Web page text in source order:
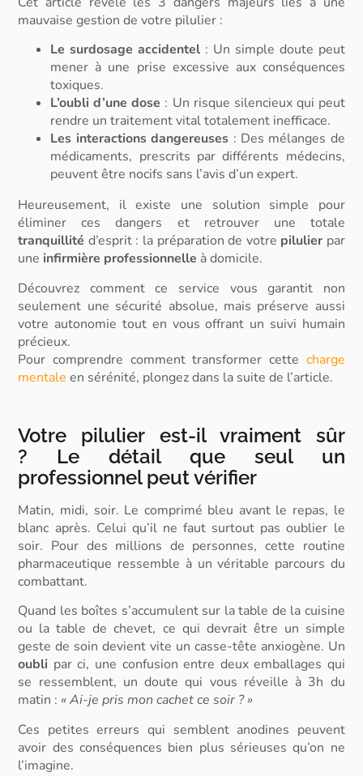
mauvaise gestion de votre pilulier :
Le surdosage accidentel : Un simple doute peut
mener à une prise excessive aux conséquences
toxiques.
L’oubli d’une dose : Un risque silencieux qui peut
rendre un traitement vital totalement inefficace.
Les interactions dangereuses : Des mélanges de
médicaments, prescrits par différents médecins,
peuvent être nocifs sans l’avis d’un expert.
Heureusement, il existe une solution simple pour
éliminer ces dangers et retrouver une totale
tranquillité d’esprit : la préparation de votre pilulier par
une infirmière professionnelle à domicile.
Découvrez comment ce service vous garantit non
seulement une sécurité absolue, mais préserve aussi
votre autonomie tout en vous offrant un suivi humain
précieux.
Pour comprendre comment transformer cette charge
mentale en sérénité, plongez dans la suite de l’article.
Votre pilulier est-il vraiment sûr
?
Le détail que seul un
professionnel peut vérifier
Matin, midi, soir. Le comprimé bleu avant le repas, le
blanc après. Celui qu’il ne faut surtout pas oublier le
soir. Pour des millions de personnes, cette routine
pharmaceutique ressemble à un véritable parcours du
combattant.
Quand les boîtes s’accumulent sur la table de la cuisine
ou la table de chevet, ce qui devrait être un simple
geste de soin devient vite un casse-tête anxiogène. Un
oubli par ci, une confusion entre deux emballages qui
se ressemblent, un doute qui vous réveille à 3h du
matin : « Ai-je pris mon cachet ce soir ? »
Ces petites erreurs qui semblent anodines peuvent
avoir des conséquences bien plus sérieuses qu’on ne
l’imagine.